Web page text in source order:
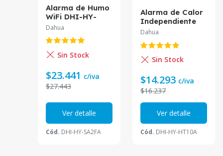
Alarma de Humo
WiFi DHI-HY-
SA2FA Dahua
Dahua
Sin Stock
$23.441 c/iva
$27.443
Ver detalle
Cód. DHI-HY-SA2FA
Alarma de Calor
Independiente
DHI-HY-HT10A
Dahua
Sin Stock
$14.293 c/iva
$16.237
Ver detalle
Cód. DHI-HY-HT10A